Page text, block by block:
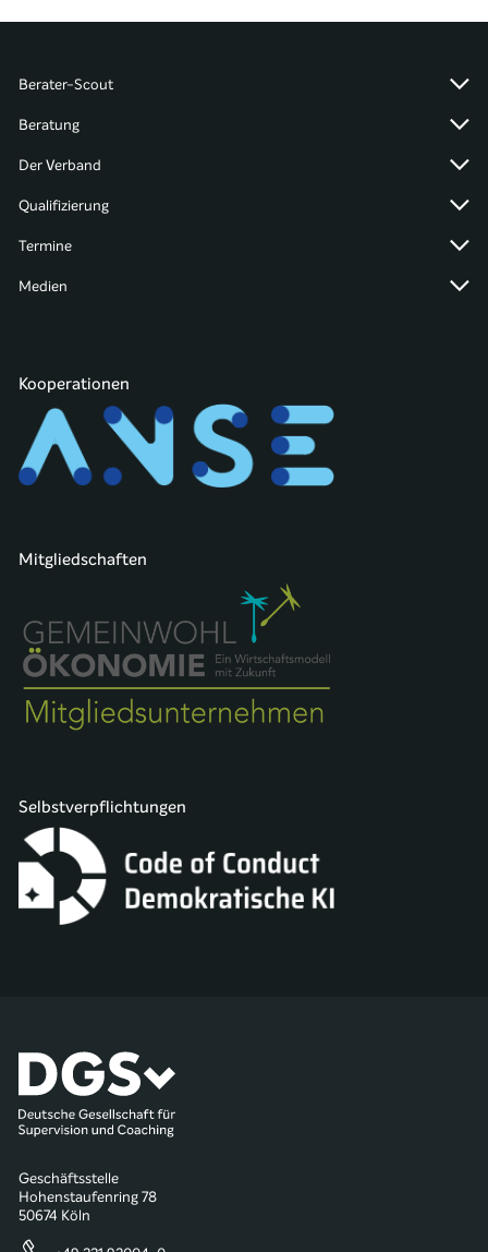
Berater-Scout
Beratung
Der Verband
Qualifizierung
Termine
Medien
Kooperationen
Mitgliedschaften
Selbstverpflichtungen
Geschäftsstelle
Hohenstaufenring 78
50674 Köln